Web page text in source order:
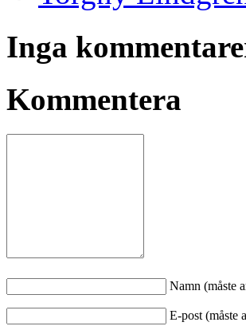
Inga
Kommentera
Namn (måste
E-post (måste